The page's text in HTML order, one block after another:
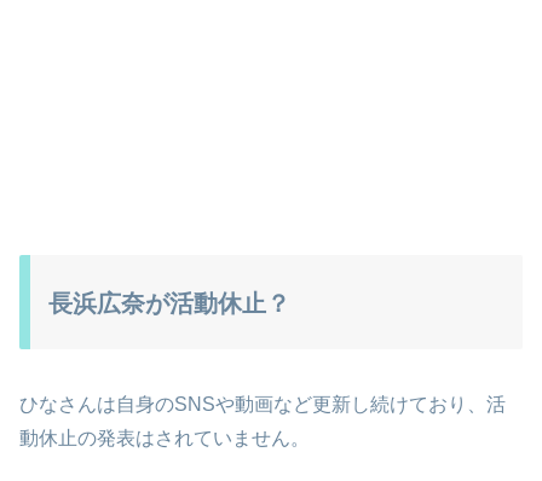
長浜広奈が活動休止？
ひなさんは自身のSNSや動画など更新し続けており、活
動休止の発表はされていません。